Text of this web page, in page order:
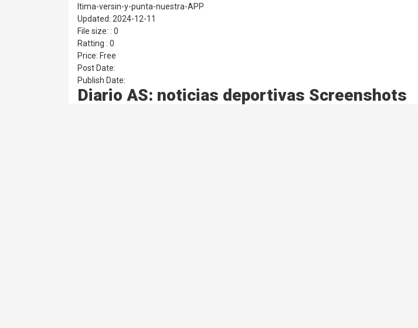
ltima-versin-y-punta-nuestra-APP
Updated: 2024-12-11
File size: : 0
Ratting : 0
Price: Free
Post Date:
Publish Date:
Diario AS: noticias deportivas Screenshots